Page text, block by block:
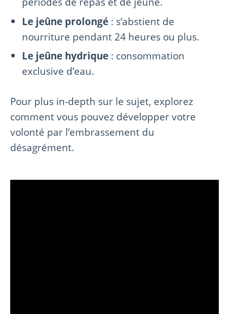
Le jeûne prolongé : s’abstient de
nourriture pendant 24 heures ou plus.
Le jeûne hydrique : consommation
exclusive d’eau.
Pour plus in-depth sur le sujet, explorez
comment vous pouvez développer votre
volonté par l’embrassement du
désagrément.